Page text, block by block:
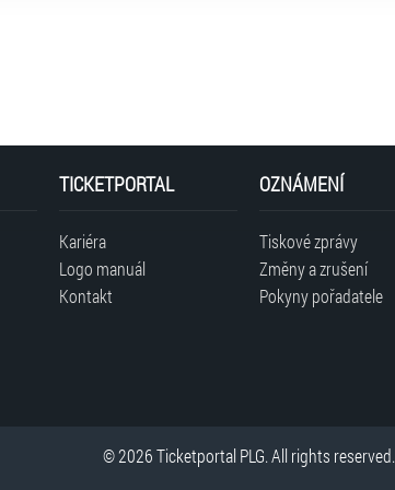
TICKETPORTAL
Kariéra
Logo manuál
Kontakt
OZNÁMENÍ
Tiskové zprávy
Změny a zrušení
Pokyny pořadatele
© 2026 Ticketportal PLG. All rights reserved.